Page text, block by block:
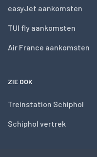
easyJet aankomsten
TUI fly aankomsten
Air France aankomsten
ZIE OOK
Treinstation Schiphol
Schiphol vertrek